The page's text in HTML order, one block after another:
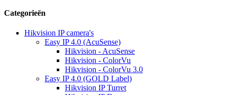
Categorieën
Hikvision IP camera's
Easy IP 4.0 (AcuSense)
Hikvision - AcuSense
Hikvision - ColorVu
Hikvision - ColorVu 3.0
Easy IP 4.0 (GOLD Label)
Hikvision IP Turret